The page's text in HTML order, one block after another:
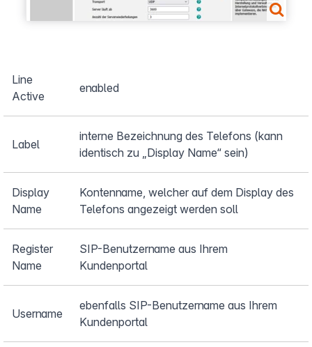
Line
Active
enabled
Label
interne Bezeichnung des Telefons (kann
identisch zu „Display Name“ sein)
Display
Name
Kontenname, welcher auf dem Display des
Telefons angezeigt werden soll
Register
Name
SIP-Benutzername aus Ihrem
Kundenportal
Username
ebenfalls SIP-Benutzername aus Ihrem
Kundenportal